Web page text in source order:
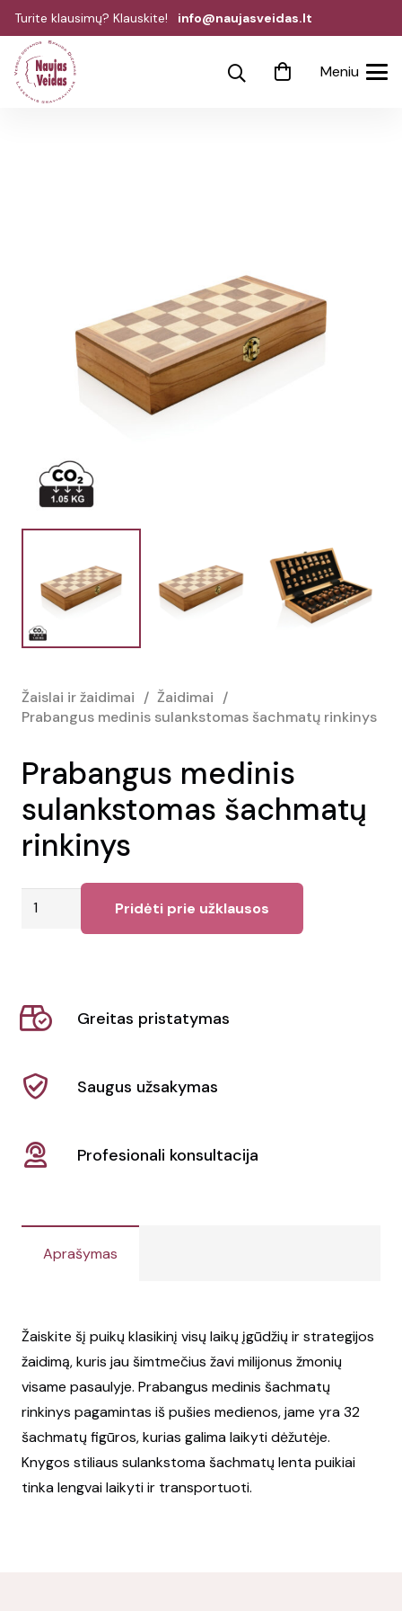
Turite klausimų? Klauskite! info@naujasveidas.lt
Meniu
Žaislai ir žaidimai / Žaidimai /
Prabangus medinis sulankstomas šachmatų rinkinys
Prabangus medinis
sulankstomas šachmatų
rinkinys
produkto
šachmatų
Pridėti prie užklausos
Greitas pristatymas
Saugus užsakymas
Profesionali konsultacija
Aprašymas
Žaiskite šį puikų klasikinį visų laikų įgūdžių ir strategijos
žaidimą, kuris jau šimtmečius žavi milijonus žmonių
visame pasaulyje. Prabangus medinis šachmatų
rinkinys pagamintas iš pušies medienos, jame yra 32
šachmatų figūros, kurias galima laikyti dėžutėje.
Knygos stiliaus sulankstoma šachmatų lenta puikiai
tinka lengvai laikyti ir transportuoti.